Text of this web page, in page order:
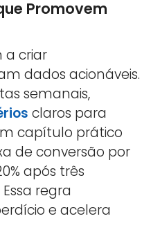
Promovem
a criar
dados acionáveis.
semanais,
claros para
capítulo prático
de conversão por
após três
regra
e acelera